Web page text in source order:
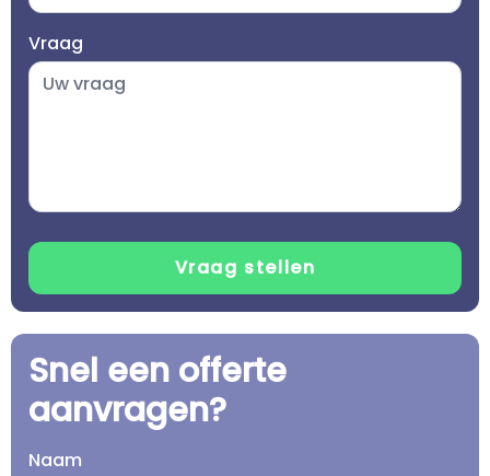
Vraag
Snel een offerte
aanvragen?
Naam